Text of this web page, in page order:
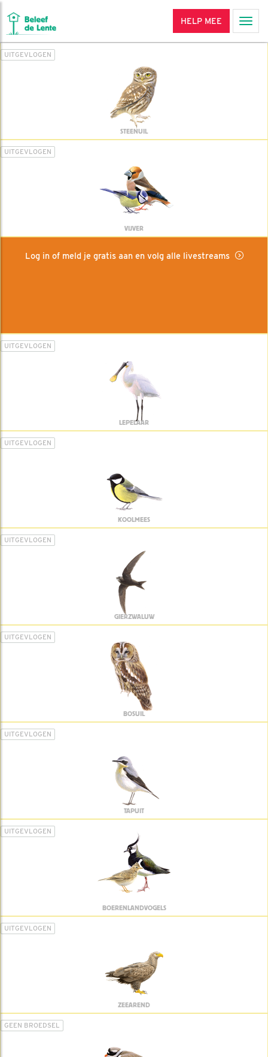
HELP MEE
UITGEVLOGEN
STEENUIL
UITGEVLOGEN
VIJVER
Log in of meld je gratis aan en volg alle livestreams
UITGEVLOGEN
LEPELAAR
UITGEVLOGEN
KOOLMEES
UITGEVLOGEN
GIERZWALUW
UITGEVLOGEN
BOSUIL
UITGEVLOGEN
TAPUIT
UITGEVLOGEN
BOERENLANDVOGELS
UITGEVLOGEN
ZEEAREND
GEEN BROEDSEL